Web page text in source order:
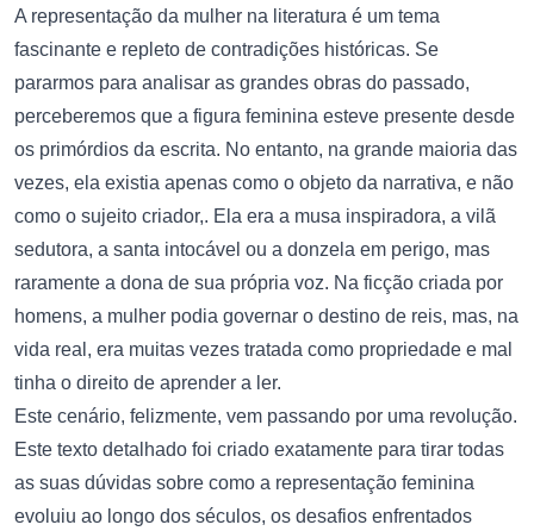
A representação da mulher na literatura é um tema
fascinante e repleto de contradições históricas. Se
pararmos para analisar as grandes obras do passado,
perceberemos que a figura feminina esteve presente desde
os primórdios da escrita. No entanto, na grande maioria das
vezes, ela existia apenas como o objeto da narrativa, e não
como o sujeito criador,. Ela era a musa inspiradora, a vilã
sedutora, a santa intocável ou a donzela em perigo, mas
raramente a dona de sua própria voz. Na ficção criada por
homens, a mulher podia governar o destino de reis, mas, na
vida real, era muitas vezes tratada como propriedade e mal
tinha o direito de aprender a ler.
Este cenário, felizmente, vem passando por uma revolução.
Este texto detalhado foi criado exatamente para tirar todas
as suas dúvidas sobre como a representação feminina
evoluiu ao longo dos séculos, os desafios enfrentados